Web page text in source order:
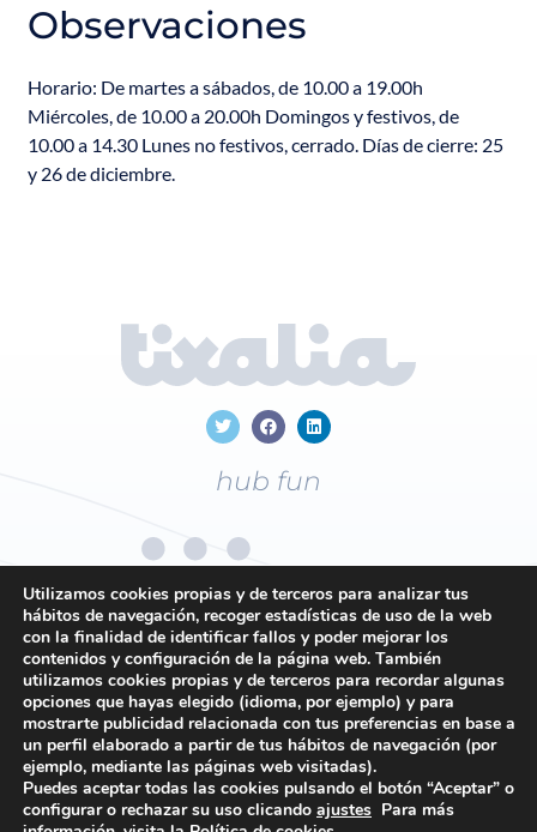
Observaciones
Horario: De martes a sábados, de 10.00 a 19.00h
Miércoles, de 10.00 a 20.00h Domingos y festivos, de
10.00 a 14.30 Lunes no festivos, cerrado. Días de cierre: 25
y 26 de diciembre.
hub fun
+34 96 169 19 43
Contacto
Política de privacidad
Política de cookies
Utilizamos cookies propias y de terceros para analizar tus
hábitos de navegación, recoger estadísticas de uso de la web
con la finalidad de identificar fallos y poder mejorar los
contenidos y configuración de la página web. También
utilizamos cookies propias y de terceros para recordar algunas
opciones que hayas elegido (idioma, por ejemplo) y para
mostrarte publicidad relacionada con tus preferencias en base a
un perfil elaborado a partir de tus hábitos de navegación (por
ejemplo, mediante las páginas web visitadas).
Puedes aceptar todas las cookies pulsando el botón “Aceptar” o
configurar o rechazar su uso clicando ajustes Para más